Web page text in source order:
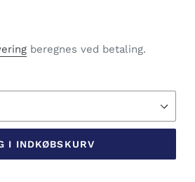
beregnes ved betaling.
I INDKØBSKURV